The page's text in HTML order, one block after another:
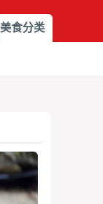
美食分类